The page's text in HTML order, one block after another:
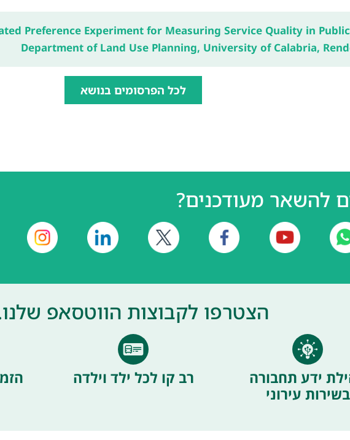
Preference Experiment for Measuring Service Quality in
Department of Land Use Planning, University of Calabria,
לכל הפרסומים בנושא
להשאר מעודכנים?
הצטרפו לקבוצות הווטסאפ
ידע תחבורה
בשירות עירוני
רב קו לכל ילד וילדה